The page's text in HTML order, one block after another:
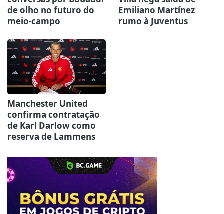
de olho no futuro do
meio-campo
Emiliano Martínez
rumo à Juventus
Manchester United
confirma contratação
de Karl Darlow como
reserva de Lammens